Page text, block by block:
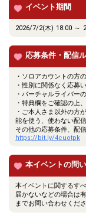
イベント期間
2026/7/2(木) 18:00 ～
応募条件・配信
・ソロアカウントの方
・性別に関係なく応募
・バーチャルライバー
・特典欄をご確認の上
・ご本人さま以外の方
能を使う、使わない配
その他の応募条件、配
https://bit.ly/4cuotpk
本イベントの問
本イベントに関するす
届かないなどの場合は
までお問い合わせくださ